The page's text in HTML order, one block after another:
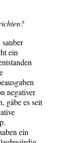
ein
negativer
gäbe es seit
ein